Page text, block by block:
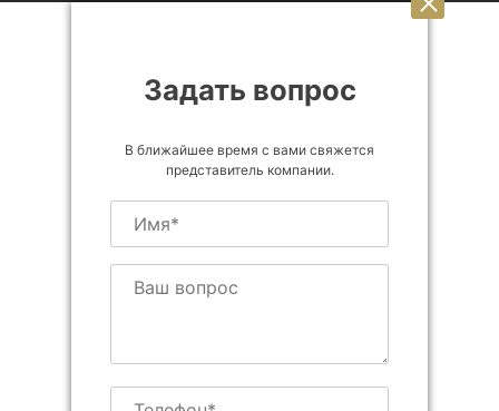
Задать вопрос
В ближайшее время с вами свяжется
представитель компании.